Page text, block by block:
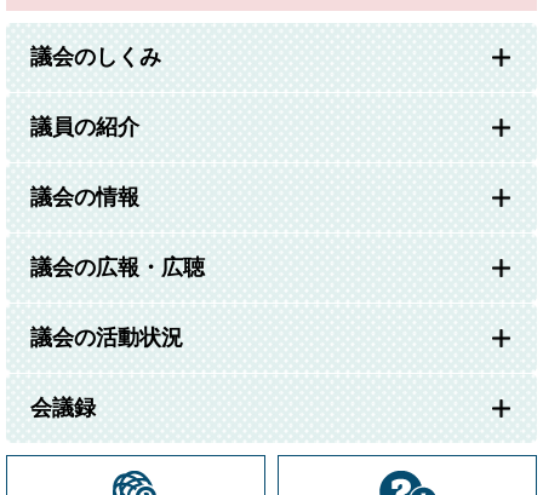
議会のしくみ
議員の紹介
議会の情報
議会の広報・広聴
議会の活動状況
会議録